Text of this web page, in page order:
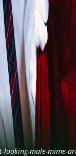
looking-male-mime-